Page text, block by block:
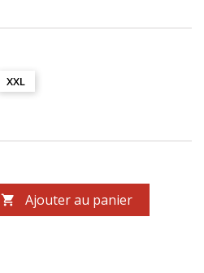
XXL
 Ajouter au panier